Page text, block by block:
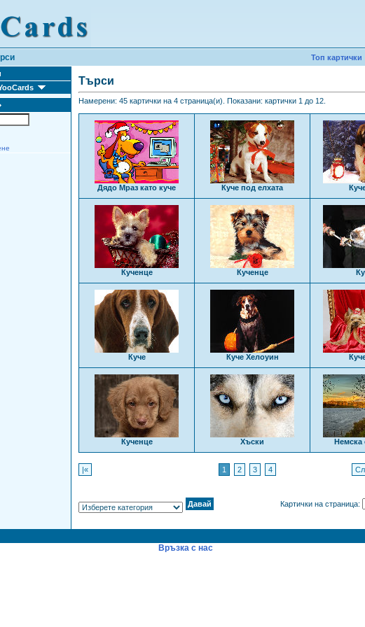
Топ картички
Търси
Намерени: 45 картички на 4 страница(и). Показани: картички 1 до 12.
Дядо Мраз като куче Куче под елхата
Кученце Кученце
Куче Куче Хелоуин
Кученце Хъски Немска
|« 1 2 3 4
Картички на страница:
Връзка с нас